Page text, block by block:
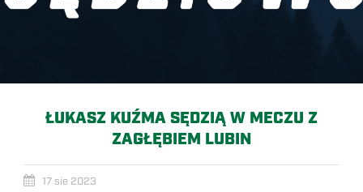
ŁUKASZ KUŹMA SĘDZIĄ W MECZU Z
ZAGŁĘBIEM LUBIN
17 sie 2023